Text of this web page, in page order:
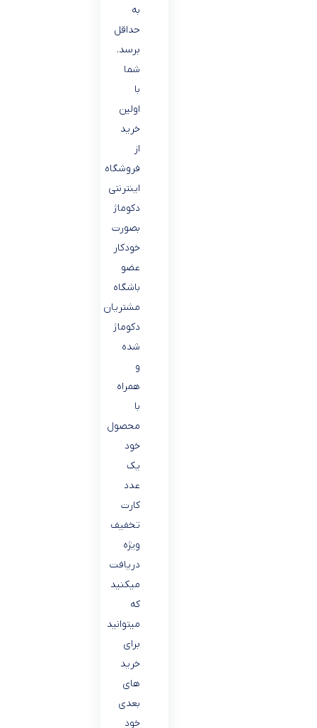
به
حداقل
برسد.
شما
با
اولین
خرید
از
فروشگاه
اینترنتی
دکوماژ
بصورت
خودکار
عضو
باشگاه
مشتریان
دکوماژ
شده
و
همراه
با
محصول
خود
یک
عدد
کارت
تخفیف
ویژه
دریافت
میکنید
که
میتوانید
برای
خرید
های
بعدی
خود